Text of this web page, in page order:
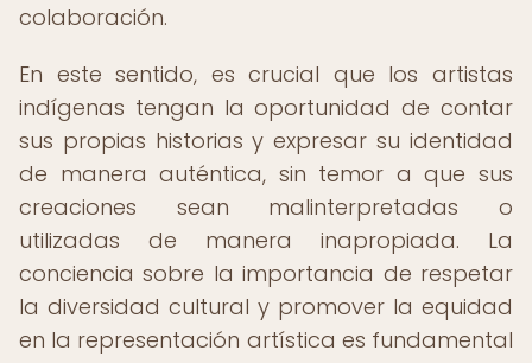
colaboración.
En este sentido, es crucial que los artistas
indígenas tengan la oportunidad de contar
sus propias historias y expresar su identidad
de manera auténtica, sin temor a que sus
creaciones sean malinterpretadas o
utilizadas de manera inapropiada. La
conciencia sobre la importancia de respetar
la diversidad cultural y promover la equidad
en la representación artística es fundamental